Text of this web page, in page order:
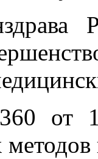
от